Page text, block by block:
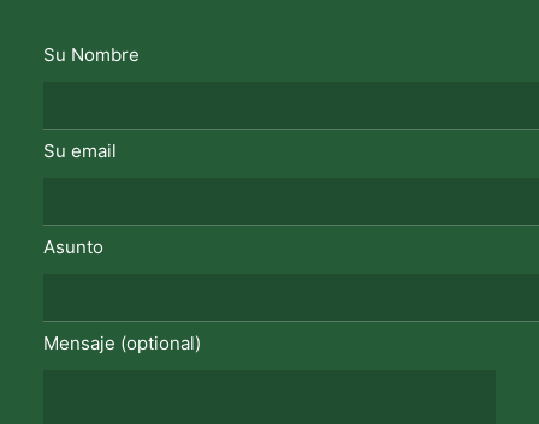
Su Nombre
Su email
Asunto
Mensaje (optional)